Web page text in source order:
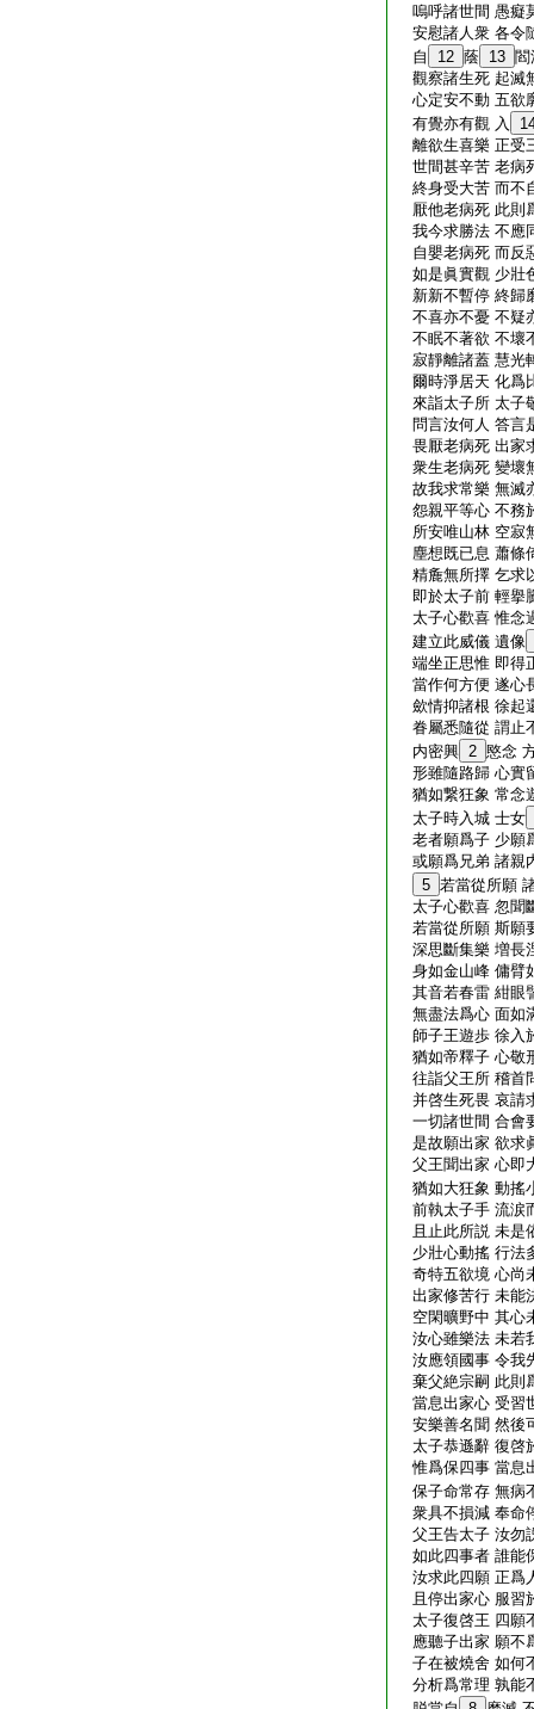
嗚呼諸世間 愚癡
安慰諸人衆 各令
自
12 蔭 13
觀察諸生死 起滅
心定安不動 五欲
有覺亦有觀 入
離欲生喜樂 正受
世間甚辛苦 老病
終身受大苦 而不
厭他老病死 此則
我今求勝法 不應
自嬰老病死 而反
如是眞實觀 少壯
新新不暫停 終歸
不喜亦不憂 不疑
不眠不著欲 不壞
寂靜離諸蓋 慧光
爾時淨居天 化爲
來詣太子所 太子
問言汝何人 答言
畏厭老病死 出家
衆生老病死 變壞
故我求常樂 無滅
怨親平等心 不務
所安唯山林 空寂
塵想既已息 蕭條
精麁無所擇 乞求
即於太子前 輕擧
太子心歡喜 惟念
建立此威儀 遺像
端坐正思惟 即得
當作何方便 遂心
歛情抑諸根 徐起
眷屬悉隨從 謂止
内密興 2 愍念
形雖隨路歸 心實
猶如繋狂象 常念
太子時入城 士女
老者願爲子 少願
或願爲兄弟 諸親
5 若當從所願
太子心歡喜 忽聞
若當從所願 斯願
深思斷集樂 増長
身如金山峰 傭臂
其音若春雷 紺眼
無盡法爲心 面如
師子王遊歩 徐入
猶如帝釋子 心敬
往詣父王所 稽首
并啓生死畏 哀請
一切諸世間 合會
是故願出家 欲求
父王聞出家 心即
猶如大狂象 動搖
前執太子手 流涙
且止此所説 未是
少壯心動搖 行法
奇特五欲境 心尚
出家修苦行 未能
空閑曠野中 其心
汝心雖樂法 未若
汝應領國事 令我
棄父絶宗嗣 此則
當息出家心 受習
安樂善名聞 然後
太子恭遜辭 復啓
惟爲保四事 當息
保子命常存 無病
衆具不損減 奉命
父王告太子 汝勿
如此四事者 誰能
汝求此四願 正爲
且停出家心 服習
太子復啓王 四願
應聽子出家 願不
子在被燒舍 如何
分析爲常理 孰能